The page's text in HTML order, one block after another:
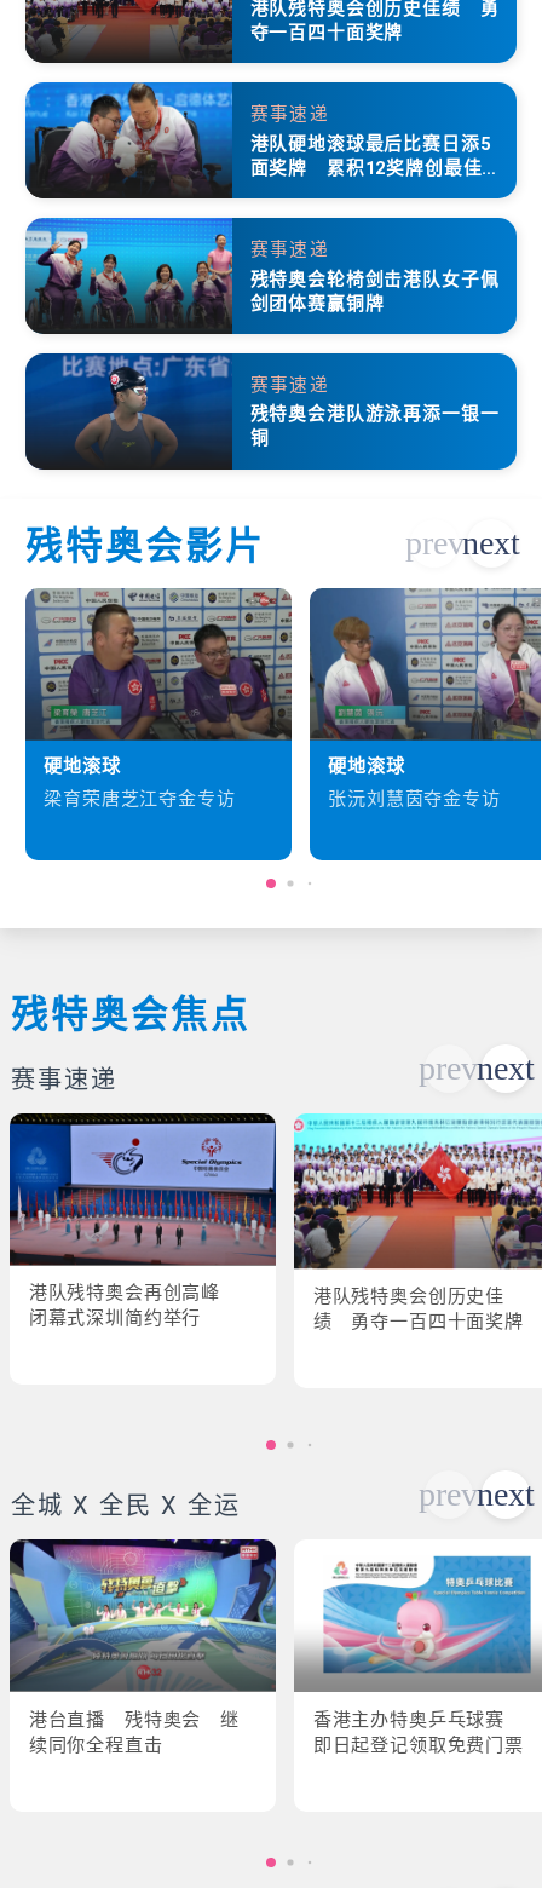
港队残特奥会创历史佳绩 勇
夺一百四十面奖牌
赛事速递
港队硬地滚球最后比赛日添5
面奖牌 累积12奖牌创最佳成
赛事速递
残特奥会轮椅剑击港队女子佩
剑团体赛赢铜牌
赛事速递
残特奥会港队游泳再添一银一
铜
残特奥会影片
硬地滚球
梁育荣唐芝江夺金专访
硬地滚球
张沅刘慧茵夺金专访
残特奥会焦点
赛事速递
港队残特奥会再创高峰
闭幕式深圳简约举行
港队残特奥会创历史佳
绩 勇夺一百四十面奖牌
全城 X 全民 X 全运
港台直播 残特奥会 继
续同你全程直击
香港主办特奥乒乓球赛
即日起登记领取免费门票